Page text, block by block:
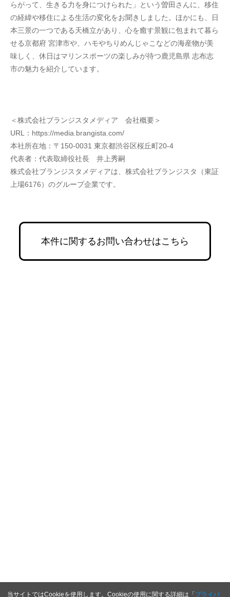
当サイトではCookieを使用します。Cookieの使用に関する詳細は「プライバ
らがって、生きる力を身につけられた」という曽田さんに、移住
の経緯や移住による生活の変化をお聞きしました。ほかにも、日
本三景の一つである天橋立があり、心を癒す景観に包まれて暮ら
せる京都府 宮津市や、ハモやちりめんじゃこなどの海産物が美
味しく、休日はマリンスポーツの楽しみが待つ鹿児島県 志布志
市の魅力を紹介しています。
＜株式会社ブランジスタメディア　会社概要＞
URL：https://media.brangista.com/
本社所在地：〒150-0031 東京都渋谷区桜丘町20-4
代表者：代表取締役社長　井上秀嗣
株式会社ブランジスタメディアは、株式会社ブランジスタ（東証
上場6176）のグループ企業です。
本件に関するお問い合わせはこちら